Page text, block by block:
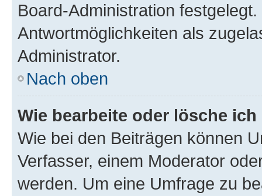
Board-Administration
Antwortmöglichkeiten als
Administrator.
Nach oben
Wie bearbeite oder lösche
Wie bei den Beiträgen können
Verfasser, einem Moderator
werden. Um eine Umfrage zu